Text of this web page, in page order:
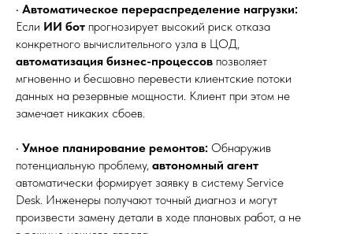
• Автоматическое перераспределение нагрузки:
Если ИИ бот прогнозирует высокий риск отказа
конкретного вычислительного узла в ЦОД,
автоматизация бизнес-процессов позволяет
мгновенно и бесшовно перевести клиентские потоки
данных на резервные мощности. Клиент при этом не
замечает никаких сбоев.
• Умное планирование ремонтов: Обнаружив
потенциальную проблему, автономный агент
автоматически формирует заявку в систему Service
Desk. Инженеры получают точный диагноз и могут
произвести замену детали в ходе плановых работ, а не